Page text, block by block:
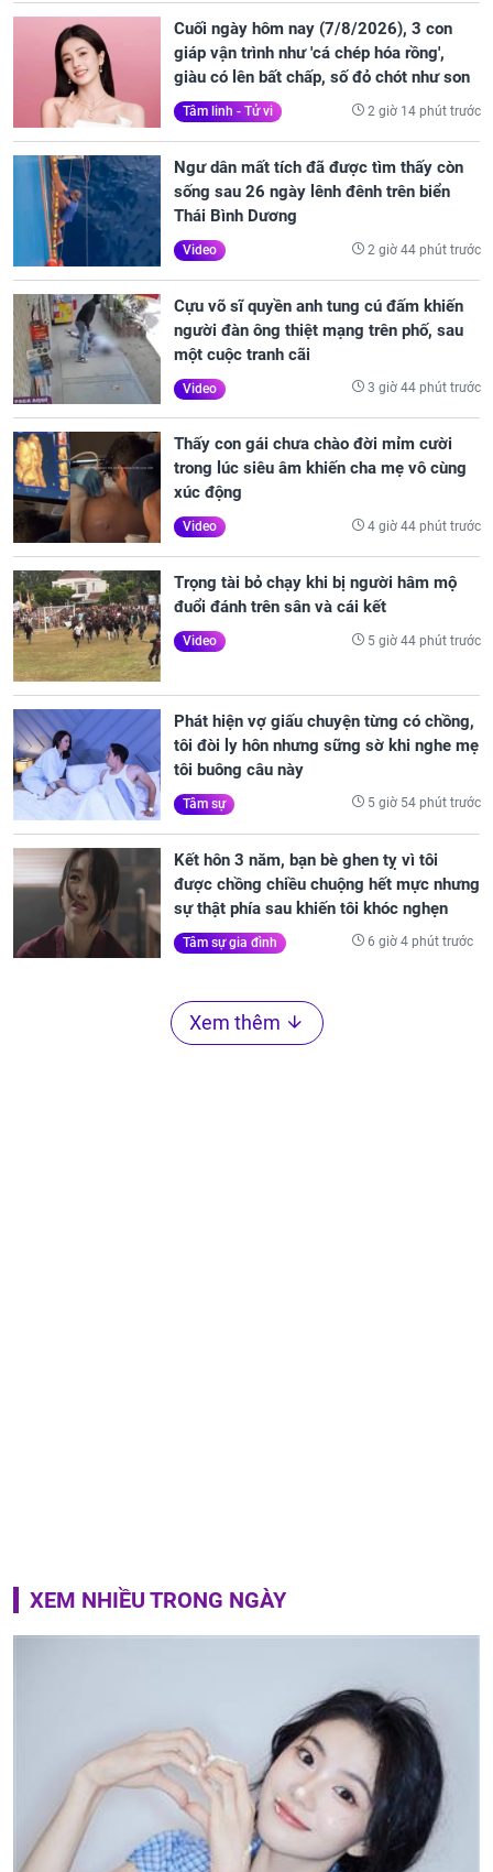
Cuối ngày hôm nay (7/8/2026), 3 con
giáp vận trình như 'cá chép hóa rồng',
giàu có lên bất chấp, số đỏ chót như son
Tâm linh - Tử vi 2 giờ 14 phút trước
Ngư dân mất tích đã được tìm thấy còn
sống sau 26 ngày lênh đênh trên biển
Thái Bình Dương
Video 2 giờ 44 phút trước
Cựu võ sĩ quyền anh tung cú đấm khiến
người đàn ông thiệt mạng trên phố, sau
một cuộc tranh cãi
Video 3 giờ 44 phút trước
Thấy con gái chưa chào đời mỉm cười
trong lúc siêu âm khiến cha mẹ vô cùng
xúc động
Video 4 giờ 44 phút trước
Trọng tài bỏ chạy khi bị người hâm mộ
đuổi đánh trên sân và cái kết
Video 5 giờ 44 phút trước
Phát hiện vợ giấu chuyện từng có chồng,
tôi đòi ly hôn nhưng sững sờ khi nghe mẹ
tôi buông câu này
Tâm sự 5 giờ 54 phút trước
Kết hôn 3 năm, bạn bè ghen tỵ vì tôi
được chồng chiều chuộng hết mực nhưng
sự thật phía sau khiến tôi khóc nghẹn
Tâm sự gia đình 6 giờ 4 phút trước
Xem thêm
XEM NHIỀU TRONG NGÀY